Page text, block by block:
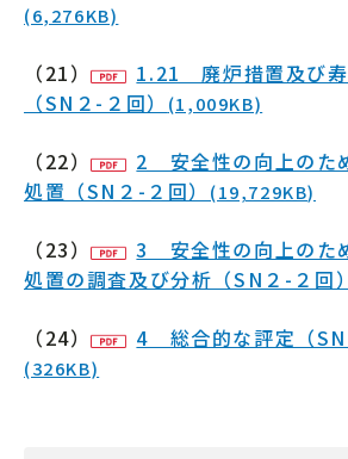
(6,276KB)
（21）
1.21 廃炉措置及び
（SN２-２回）
(1,009KB)
（22）
2 安全性の向上のた
処置（SN２-２回）
(19,729KB)
（23）
3 安全性の向上のた
処置の調査及び分析（SN２-２回）
（24） 4 総合的な評定（SN
(326KB)